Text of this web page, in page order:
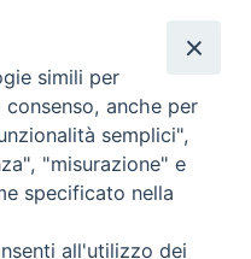
AIUTO
Diocesi
simili per
anche per
semplici",
"misurazione" e
specificato nella
all'utilizzo dei